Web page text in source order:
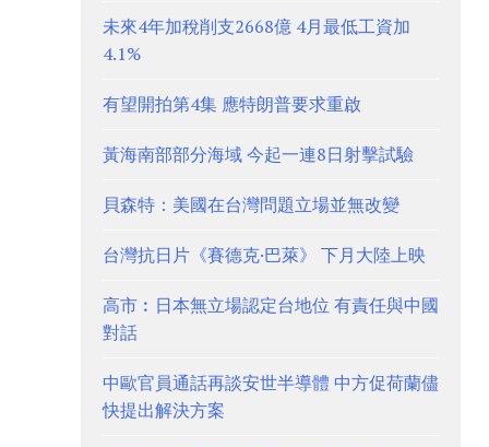
未來4年加稅削支2668億 4月最低工資加
4.1%
有望開拍第4集 應特朗普要求重啟
黃海南部部分海域 今起一連8日射擊試驗
貝森特：美國在台灣問題立場並無改變
台灣抗日片《賽德克·巴萊》 下月大陸上映
高市︰日本無立場認定台地位 有責任與中國
對話
中歐官員通話再談安世半導體 中方促荷蘭儘
快提出解決方案